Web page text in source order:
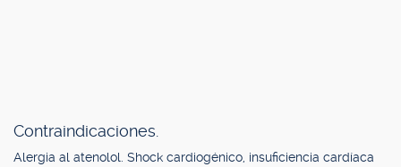
Contraindicaciones.
Alergia al atenolol. Shock cardiogénico, insuficiencia cardíaca